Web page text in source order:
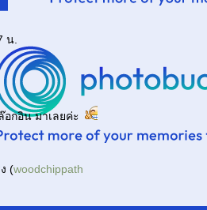
น.
กอิน มาเลยค่ะ
(woodchippath